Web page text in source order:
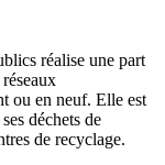
réalise une part
ou en neuf. Elle est
déchets de
de recyclage.